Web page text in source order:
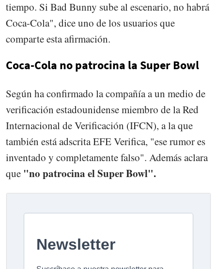
tiempo. Si Bad Bunny sube al escenario, no habrá
Coca-Cola", dice uno de los usuarios que
comparte esta afirmación.
Coca-Cola no patrocina la Super Bowl
Según ha confirmado la compañía a un medio de
verificación estadounidense miembro de la Red
Internacional de Verificación (IFCN), a la que
también está adscrita EFE Verifica, "ese rumor es
inventado y completamente falso". Además aclara
que "no patrocina el Super Bowl".